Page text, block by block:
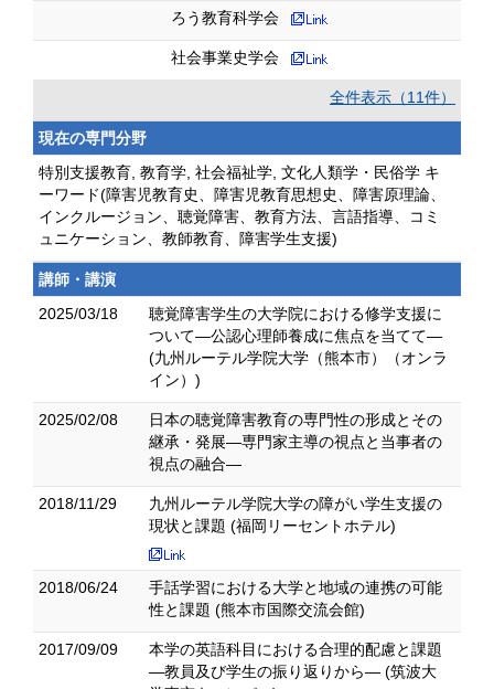
ろう教育科学会
社会事業史学会
全件表示（11件）
現在の専門分野
特別支援教育, 教育学, 社会福祉学, 文化人類学・民俗学 キ
ーワード(障害児教育史、障害児教育思想史、障害原理論、
インクルージョン、聴覚障害、教育方法、言語指導、コミ
ュニケーション、教師教育、障害学生支援)
講師・講演
2025/03/18
聴覚障害学生の大学院における修学支援に
ついて―公認心理師養成に焦点を当てて―
(九州ルーテル学院大学（熊本市）（オンラ
イン）)
2025/02/08
日本の聴覚障害教育の専門性の形成とその
継承・発展―専門家主導の視点と当事者の
視点の融合―
2018/11/29
九州ルーテル学院大学の障がい学生支援の
現状と課題 (福岡リーセントホテル)
2018/06/24
手話学習における大学と地域の連携の可能
性と課題 (熊本市国際交流会館)
2017/09/09
本学の英語科目における合理的配慮と課題
―教員及び学生の振り返りから― (筑波大